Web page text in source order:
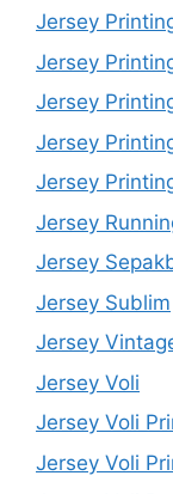
Jersey
Jersey
Jersey
Jersey
Jersey
Jersey
Jersey
Jersey Sublim
Jersey
Jersey Voli
Jersey Voli
Jersey Voli